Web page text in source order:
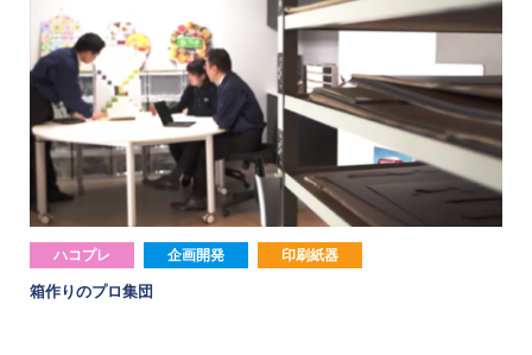
ハコプレ 企画開発 印刷紙器
海外事業